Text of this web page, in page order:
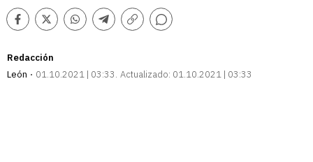
Facebook
TwitterWhatsappTelegram
Copiar
Comentarios
Redacción
León
01.10.2021 | 03:33 Actualizado: 01.10.2021 | 03:33